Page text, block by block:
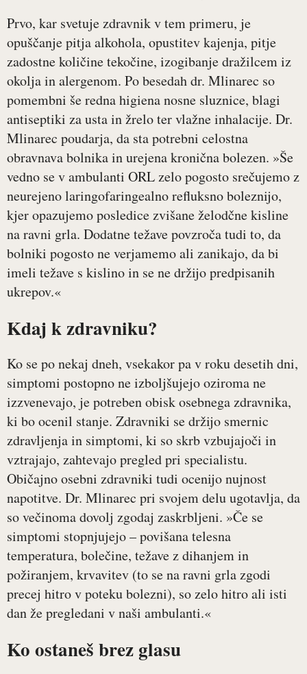
Prvo, kar svetuje zdravnik v tem primeru, je
opuščanje pitja alkohola, opustitev kajenja, pitje
zadostne količine tekočine, izogibanje dražilcem iz
okolja in alergenom. Po besedah dr. Mlinarec so
pomembni še redna higiena nosne sluznice, blagi
antiseptiki za usta in žrelo ter vlažne inhalacije. Dr.
Mlinarec poudarja, da sta potrebni celostna
obravnava bolnika in urejena kronična bolezen. »Še
vedno se v ambulanti ORL zelo pogosto srečujemo z
neurejeno laringofaringealno refluksno boleznijo,
kjer opazujemo posledice zvišane želodčne kisline
na ravni grla. Dodatne težave povzroča tudi to, da
bolniki pogosto ne verjamemo ali zanikajo, da bi
imeli težave s kislino in se ne držijo predpisanih
ukrepov.«
Kdaj k zdravniku?
Ko se po nekaj dneh, vsekakor pa v roku desetih dni,
simptomi postopno ne izboljšujejo oziroma ne
izzvenevajo, je potreben obisk osebnega zdravnika,
ki bo ocenil stanje. Zdravniki se držijo smernic
zdravljenja in simptomi, ki so skrb vzbujajoči in
vztrajajo, zahtevajo pregled pri specialistu.
Običajno osebni zdravniki tudi ocenijo nujnost
napotitve. Dr. Mlinarec pri svojem delu ugotavlja, da
so večinoma dovolj zgodaj zaskrbljeni. »Če se
simptomi stopnjujejo – povišana telesna
temperatura, bolečine, težave z dihanjem in
požiranjem, krvavitev (to se na ravni grla zgodi
precej hitro v poteku bolezni), so zelo hitro ali isti
dan že pregledani v naši ambulanti.«
Ko ostaneš brez glasu